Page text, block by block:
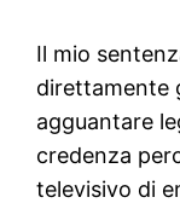
Il mio
direttamente
agguantare
credenza
televisivo di